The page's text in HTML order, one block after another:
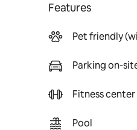
Features
Pet friendly
Parking on-
Fitness center
Pool